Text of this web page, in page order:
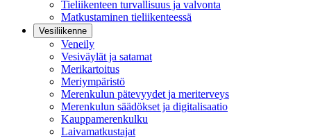
Tieliikenteen turvallisuus ja valvonta
Matkustaminen tieliikenteessä
Vesiliikenne
Veneily
Vesiväylät ja satamat
Merikartoitus
Meriympäristö
Merenkulun pätevyydet ja meriterveys
Merenkulun säädökset ja digitalisaatio
Kauppamerenkulku
Laivamatkustajat